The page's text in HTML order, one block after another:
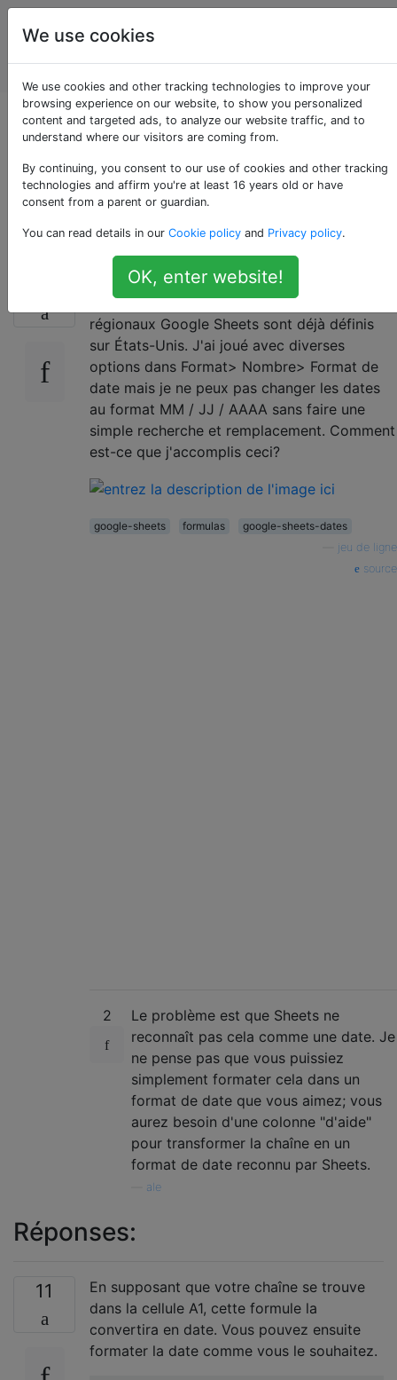
Des
applications
Web
Modifier le format de
date [AAAAAMMJJ]
en [MM / JJ / AAAA]
J'ai généré un rapport dont la date est au
format 20160509 et mes paramètres
régionaux Google Sheets sont déjà définis
sur États-Unis. J'ai joué avec diverses
options dans Format> Nombre> Format de
date mais je ne peux pas changer les dates
au format MM / JJ / AAAA sans faire une
simple recherche et remplacement. Comment
est-ce que j'accomplis ceci?
google-sheets formulas
google-sheets-dates
jeu de ligne
source
2
Le problème est que Sheets ne
reconnaît pas cela comme une date. Je
ne pense pas que vous puissiez
simplement formater cela dans un
format de date que vous aimez; vous
aurez besoin d'une colonne "d'aide"
pour transformer la chaîne en un
format de date reconnu par Sheets.
ale
Réponses:
11
En supposant que votre chaîne se trouve
dans la cellule A1, cette formule la
convertira en date. Vous pouvez ensuite
formater la date comme vous le souhaitez.
We use cookies
We use cookies and other tracking technologies to improve your
browsing experience on our website, to show you personalized
content and targeted ads, to analyze our website traffic, and to
understand where our visitors are coming from.
By continuing, you consent to our use of cookies and other tracking
technologies and affirm you're at least 16 years old or have
consent from a parent or guardian.
You can read details in our Cookie policy and Privacy policy.
OK, enter website!